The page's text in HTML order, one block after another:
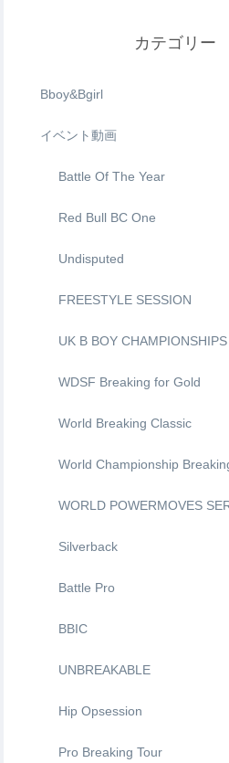
カテゴリー
Bboy&Bgirl
イベント動画
Battle Of The Year
Red Bull BC One
Undisputed
FREESTYLE SESSION
UK B BOY CHAMPIONSHIPS
WDSF Breaking for Gold
World Breaking Classic
World Championship
WORLD POWERMOVES
Silverback
Battle Pro
BBIC
UNBREAKABLE
Hip Opsession
Pro Breaking Tour